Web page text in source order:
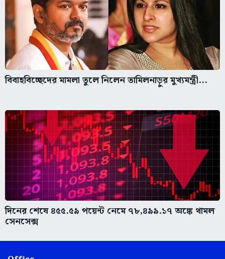
বিবাহবিচ্ছেদের মামলা তুলে নিলেন তামিলনাড়ুর মুখ্যমন্ত্রী...
দিনের শেষে ৪৫৫.৫৯ পয়েন্ট নেমে ৭৮,৪৯৯.১৭ অঙ্কে থামল
সেনসেক্স